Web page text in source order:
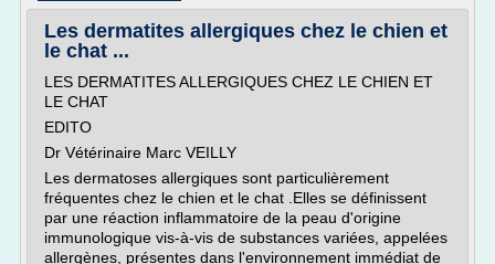
Les dermatites allergiques chez le chien et
le chat ...
LES DERMATITES ALLERGIQUES CHEZ LE CHIEN ET
LE CHAT
EDITO
Dr Vétérinaire Marc VEILLY
Les dermatoses allergiques sont particulièrement
fréquentes chez le chien et le chat .Elles se définissent
par une réaction inflammatoire de la peau d'origine
immunologique vis-à-vis de substances variées, appelées
allergènes, présentes dans l'environnement immédiat de